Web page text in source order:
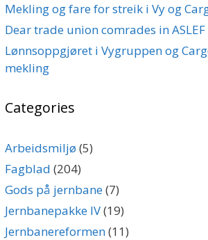
Mekling og fare for streik i Vy og
Dear trade union comrades in ASLEF
Lønnsoppgjøret i Vygruppen og
mekling
Categories
Arbeidsmiljø (5)
Fagblad (204)
Gods på jernbane(7)
Jernbanepakke IV(19)
Jernbanereformen(11)